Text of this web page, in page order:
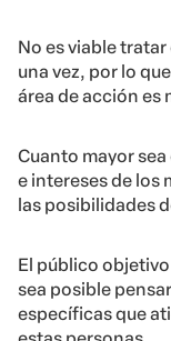
No es viable
una vez, por lo
área de acción es
Cuanto mayor
e intereses de los
las posibilidades
El público
sea posible
específicas que